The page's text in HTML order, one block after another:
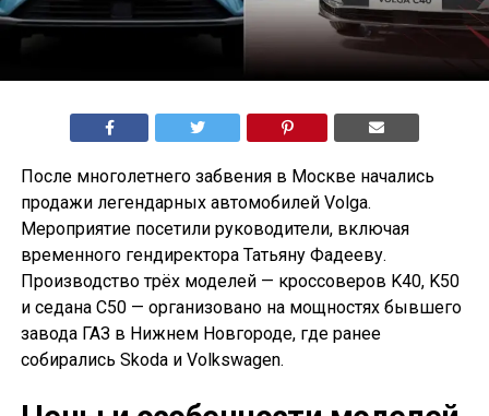
После многолетнего забвения в Москве начались
продажи легендарных автомобилей Volga.
Мероприятие посетили руководители, включая
временного гендиректора Татьяну Фадееву.
Производство трёх моделей — кроссоверов K40, K50
и седана С50 — организовано на мощностях бывшего
завода ГАЗ в Нижнем Новгороде, где ранее
собирались Skoda и Volkswagen.